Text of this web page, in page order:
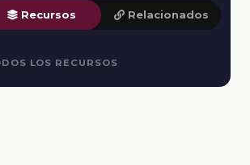
Recursos Relacionados
LOS RECURSOS